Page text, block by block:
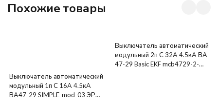
Похожие товары
Выключатель автоматический
модульный 1п C 16А 4.5кА
ВА47-29 SIMPLE-mod-03 ЭРА
Выключатель автоматический
модульный 2п C 32А 4.5кА ВА
47-29 Basic EKF mcb4729-2-